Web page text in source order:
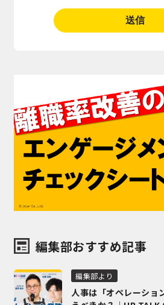
編集部おすすめ記事
編集部より
人事は「オペレーショ